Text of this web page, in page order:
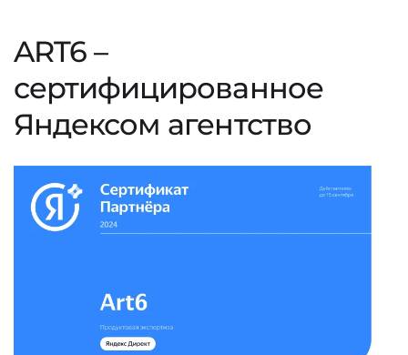
ART6 –
сертифицированное
Яндексом агентство